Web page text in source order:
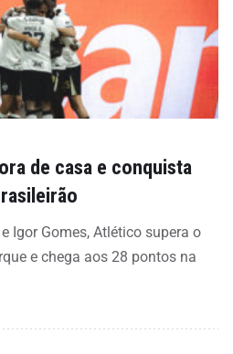
de casa e conquista
Igor Gomes, Atlético supera o
e chega aos 28 pontos na